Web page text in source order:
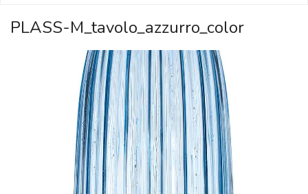
PLASS-M_tavolo_azzurro_color